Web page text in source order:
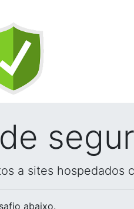
a sites hospedados
abaixo.